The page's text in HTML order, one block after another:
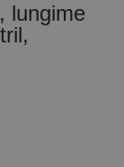
lungime